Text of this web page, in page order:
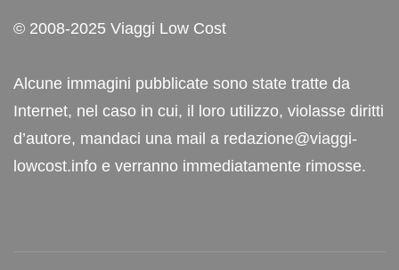
© 2008-2025 Viaggi Low Cost
Alcune immagini pubblicate sono state tratte da
Internet, nel caso in cui, il loro utilizzo, violasse diritti
d’autore, mandaci una mail a redazione@viaggi-
lowcost.info e verranno immediatamente rimosse.